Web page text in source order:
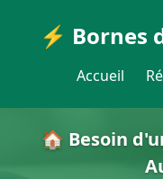
⚡ Bornes
Accueil
🏠 Besoin